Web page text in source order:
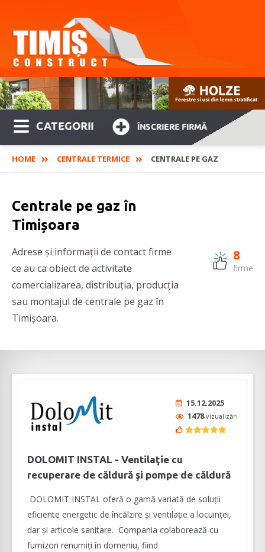
CATEGORII ÎNSCRIERE FIRMĂ
HOME CENTRALE TERMICE CENTRALE PE GAZ
Centrale pe gaz în
Timișoara
Adrese și informații de contact firme
ce au ca obiect de activitate
comercializarea, distribuția, producția
sau montajul de centrale pe gaz în
Timișoara.
8
firme
15.12.2025
1478vizualizări
DOLOMIT INSTAL - Ventilaţie cu
recuperare de căldură şi pompe de căldură
DOLOMIT INSTAL oferă o gamă variată de soluţii
eficiente energetic de încălzire şi ventilaţie a locuinţei,
dar şi articole sanitare. Compania colaborează cu
furnizori renumiţi în domeniu, fiind